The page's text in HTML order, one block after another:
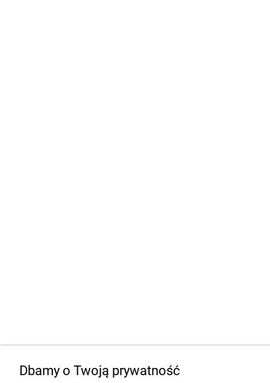
Dbamy o Twoją prywatność